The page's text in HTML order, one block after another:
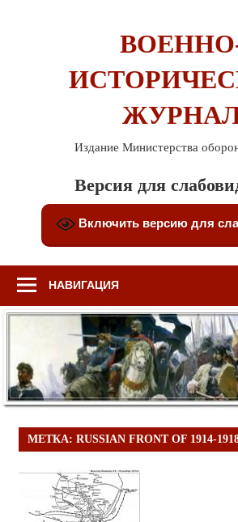
Издание Министерства
Версия для
Включить версию для
НАВИГАЦИЯ
МЕТКА: RUSSIAN FRONT OF 1914-